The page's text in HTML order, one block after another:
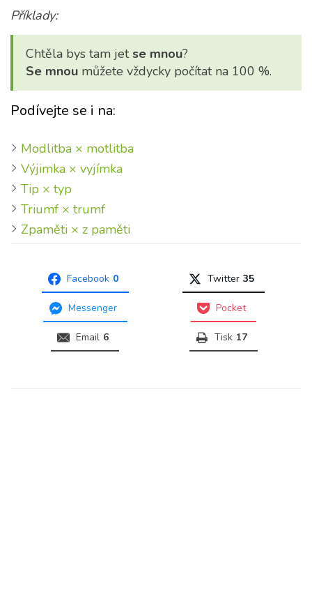
Příklady:
Chtěla bys tam jetse mnou?
Se mnou můžete vždycky počítat na 100 %.
Podívejte se i na:
Modlitba × motlitba
Výjimka × vyjímka
Tip × typ
Triumf × trumf
Zpaměti × z paměti
Facebook 0 Twitter 35
Messenger Pocket
Email 6 Tisk 17